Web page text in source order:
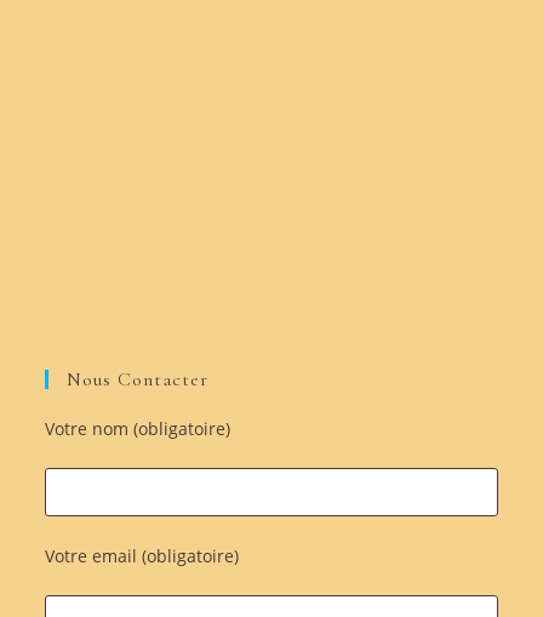
Nous Contacter
Votre nom (obligatoire)
Votre email (obligatoire)